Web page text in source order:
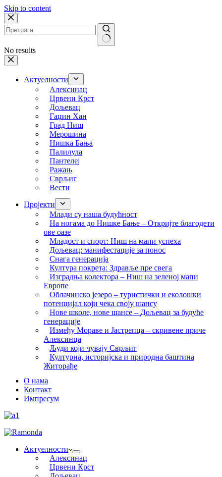
Skip to content
No results
Актуелности
Алексинац
Црвени Крст
Дољевац
Гаџин Хан
Град Ниш
Мерошина
Нишка Бања
Палилула
Пантелеј
Ражањ
Сврљиг
Вести
Пројекти
Млади су наша будућност
На ногама до Нишке Бање – Откријте благодети
ове оазе
Младост и спорт: Ниш на мапи успеха
Дољевац: манифестације за понос
Снага генерација
Култура покрета: Здравље пре свега
Изградња колектора – Ниш на зеленој мапи
Европе
Облачинско језеро – туристички и еколошки
потенцијал који чека своју шансу
Нове школе, нове шансе – Дољевац за будуће
генерације
Између Мораве и Јастрепца – скривене приче
Алексинца
Људи који чувају Сврљиг
Културна, историјска и природна баштина
Житорађе
О нама
Контакт
Импресум
Актуелности
Алексинац
Црвени Крст